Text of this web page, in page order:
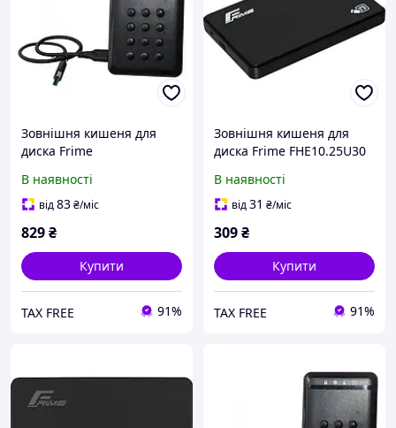
Зовнішня кишеня для
диска Frime
В наявності
від83₴/міс
829₴
Купити
TAX FREE 91%
Зовнішня кишеня для
диска Frime FHE10.25U30
В наявності
від31 ₴/міс
309₴
Купити
TAX FREE 91%